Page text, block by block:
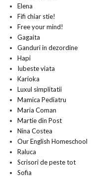
Elena
Fifi chiar stie!
Free your mind!
Gagaita
Ganduri in dezordine
Hapi
Iubeste viata
Karioka
Luxul simplitatii
Mamica Pediatru
Maria Coman
Martie din Post
Nina Costea
Our English Homeschool
Raluca
Scrisori de peste tot
Sofia